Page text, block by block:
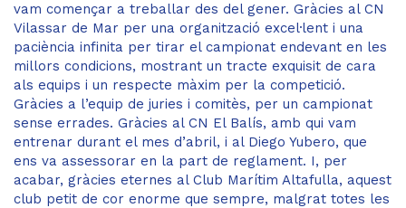
vam començar a treballar des del gener. Gràcies al CN
Vilassar de Mar per una organització excel·lent i una
paciència infinita per tirar el campionat endevant en les
millors condicions, mostrant un tracte exquisit de cara
als equips i un respecte màxim per la competició.
Gràcies a l’equip de juries i comitès, per un campionat
sense errades. Gràcies al CN El Balís, amb qui vam
entrenar durant el mes d’abril, i al Diego Yubero, que
ens va assessorar en la part de reglament. I, per
acabar, gràcies eternes al Club Marítim Altafulla, aquest
club petit de cor enorme que sempre, malgrat totes les